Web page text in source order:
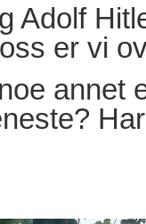
Adolf
er vi
annet